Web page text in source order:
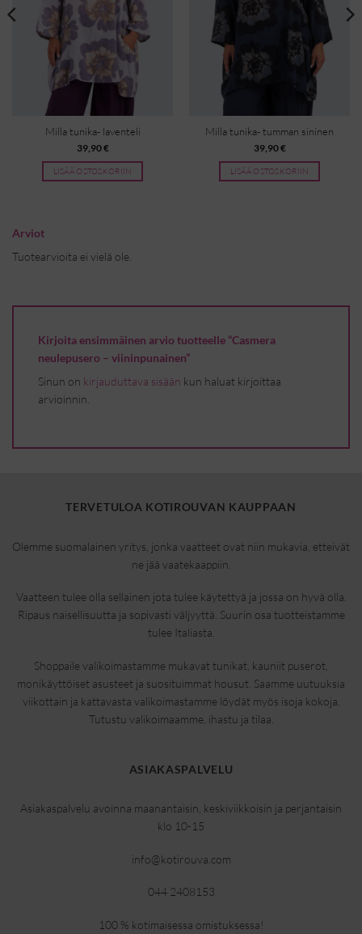
Milla tunika- laventeli
39,90€
LISÄÄ OSTOSKORIIN
Milla tunika- tumman sininen
39,90€
LISÄÄ OSTOSKORIIN
Arviot
Tuotearvioita ei vielä ole.
Kirjoita ensimmäinen arvio tuotteelle “Casmera
neulepusero – viininpunainen”
Sinun on kirjauduttava sisään kun haluat kirjoittaa
arvioinnin.
TERVETULOA KOTIROUVAN KAUPPAAN
Olemme suomalainen yritys, jonka vaatteet ovat niin mukavia, etteivät
ne jää vaatekaappiin.
Vaatteen tulee olla sellainen jota tulee käytettyä ja jossa on hyvä olla.
Ripaus naisellisuutta ja sopivasti väljyyttä. Suurin osa tuotteistamme
tulee Italiasta.
Shoppaile valikoimastamme mukavat tunikat, kauniit puserot,
monikäyttöiset asusteet ja suosituimmat housut. Saamme uutuuksia
viikottain ja kattavasta valikoimastamme löydät myös isoja kokoja.
Tutustu valikoimaamme, ihastu ja tilaa.
ASIAKASPALVELU
Asiakaspalvelu avoinna maanantaisin, keskiviikkoisin ja perjantaisin
klo 10-15
info@kotirouva.com
044 2408153
100 % kotimaisessa omistuksessa!